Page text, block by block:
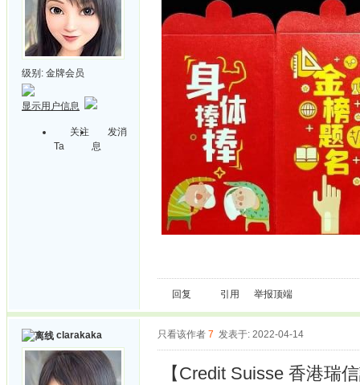
级别: 金牌会员
显示用户信息
关注
Ta
发消
息
回复 引用 举报顶端
clarakaka 只看该作者 7 发表于: 2022-04-14
【Credit Suisse 香港瑞